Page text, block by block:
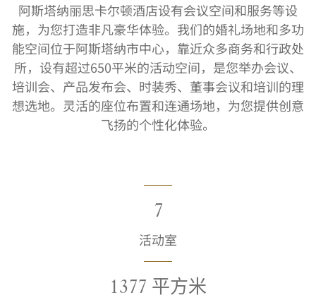
阿斯塔纳丽思卡尔顿酒店设有会议空间和服务等设
施，为您打造非凡豪华体验。我们的婚礼场地和多功
能空间位于阿斯塔纳市中心，靠近众多商务和行政处
所，设有超过650平米的活动空间，是您举办会议、
培训会、产品发布会、时装秀、董事会议和培训的理
想选地。灵活的座位布置和连通场地，为您提供创意
飞扬的个性化体验。
7
活动室
1377 平方米